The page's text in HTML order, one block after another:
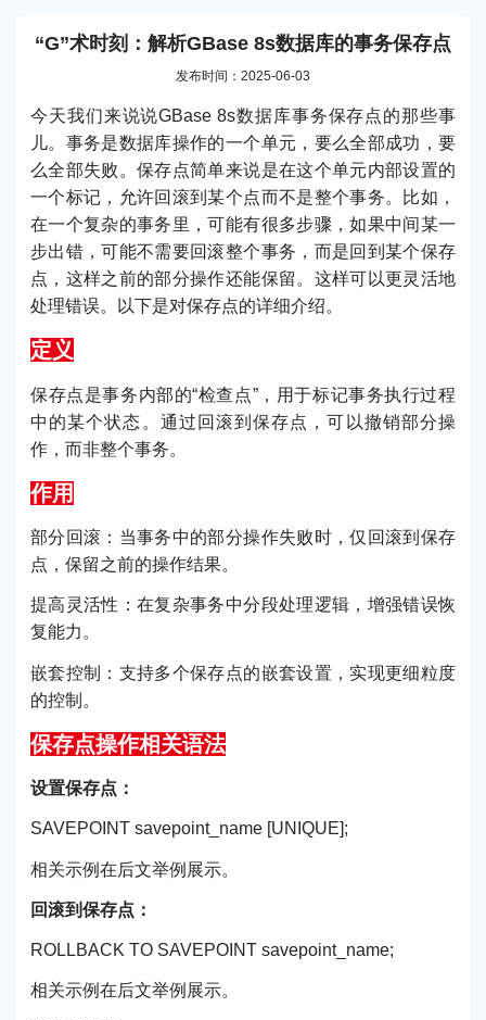
“G”术时刻：解析GBase 8s数据库的事务保存点
发布时间：2025-06-03
今天我们来说说GBase 8s数据库事务保存点的那些事
儿。事务是数据库操作的一个单元，要么全部成功，要
么全部失败。保存点简单来说是在这个单元内部设置的
一个标记，允许回滚到某个点而不是整个事务。比如，
在一个复杂的事务里，可能有很多步骤，如果中间某一
步出错，可能不需要回滚整个事务，而是回到某个保存
点，这样之前的部分操作还能保留。这样可以更灵活地
处理错误。以下是对保存点的详细介绍。
定义
保存点是事务内部的“检查点”，用于标记事务执行过程
中的某个状态。通过回滚到保存点，可以撤销部分操
作，而非整个事务。
作用
部分回滚：当事务中的部分操作失败时，仅回滚到保存
点，保留之前的操作结果。
提高灵活性：在复杂事务中分段处理逻辑，增强错误恢
复能力。
嵌套控制：支持多个保存点的嵌套设置，实现更细粒度
的控制。
保存点操作相关语法
设置保存点：
SAVEPOINT savepoint_name [UNIQUE];
相关示例在后文举例展示。
回滚到保存点：
ROLLBACK TO SAVEPOINT savepoint_name;
相关示例在后文举例展示。